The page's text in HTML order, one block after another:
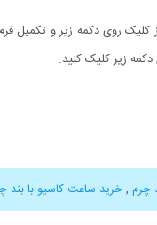
روی دکمه زیر و تکمیل
زیر کلیک کنید.
چرم ,خرید ساعت کاسیو با بند